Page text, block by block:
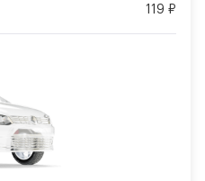
119 ₽